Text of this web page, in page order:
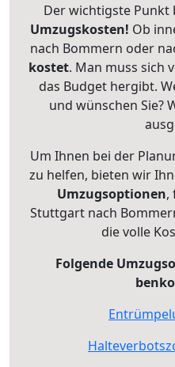
Der wichtigste Punkt
Umzugskosten! Ob
nach Bommern oder
kostet. Man muss sich
das Budget hergibt.
und wünschen Sie?
Um Ihnen bei der
zu helfen, bieten wir
Umzugsoptionen,
Stuttgart nach
die volle
Folgende